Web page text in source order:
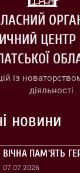
ЦЕНТР
із
діяльності
новини
ВІЧНА ПАМ’ЯТЬ
07.07.2026